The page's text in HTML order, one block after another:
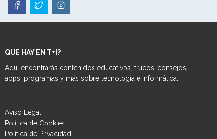
QUE HAY EN T+I?
Aquí encontrarás contenidos educativos, trucos, consejos,
apps, programas y más sobre tecnología e informática.
Aviso Legal
Política de Cookies
Política de Privacidad